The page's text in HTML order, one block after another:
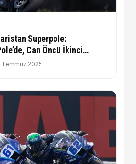
Superpole:
Can Öncü İkinci
Temmuz 2025